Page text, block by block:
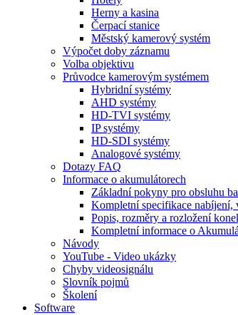
Herny a kasina
Čerpací stanice
Městský kamerový systém
Výpočet doby záznamu
Volba objektivu
Průvodce kamerovým systémem
Hybridní systémy
AHD systémy
HD-TVI systémy
IP systémy
HD-SDI systémy
Analogové systémy
Dotazy FAQ
Informace o akumulátorech
Základní pokyny pro obsluhu
Kompletní specifikace
Popis, rozměry a rozložení
Kompletní informace o
Návody
YouTube - Video ukázky
Chyby videosignálu
Slovník pojmů
Školení
Software